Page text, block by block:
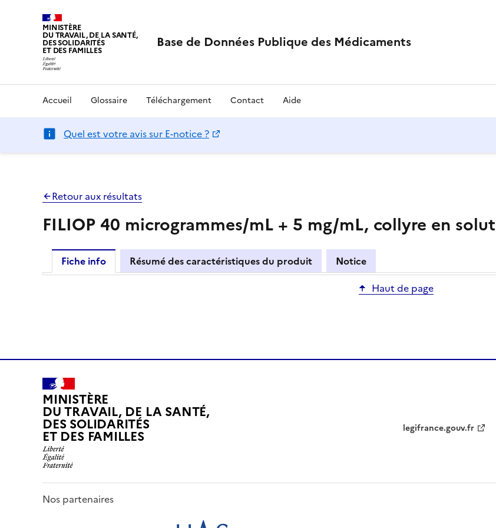
MINISTÈRE
DU TRAVAIL, DE LA SANTÉ,
DES SOLIDARITÉS
ET DES FAMILLES Base de Données Publique des Médicaments
Accueil Glossaire Téléchargement Contact Aide
Quel est votre avis sur E-notice ?
Retour aux résultats
FILIOP 40 microgrammes/mL + 5 mg/mL, collyre en
Fiche info Résumé des caractéristiques du produit
Notice
Haut de page
MINISTÈRE
DU TRAVAIL, DE LA SANTÉ,
DES SOLIDARITÉS
ET DES FAMILLES legifrance.gouv.fr
Nos partenaires